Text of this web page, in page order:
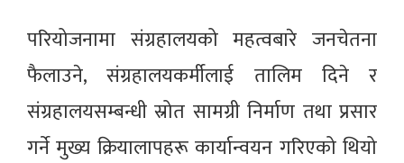
परियोजनामा संग्रहालयको महत्वबारे जनचेतना
फैलाउने, संग्रहालयकर्मीलाई तालिम दिने र
संग्रहालयसम्बन्धी स्रोत सामग्री निर्माण तथा प्रसार
गर्ने मुख्य क्रियालापहरू कार्यान्वयन गरिएको थियो